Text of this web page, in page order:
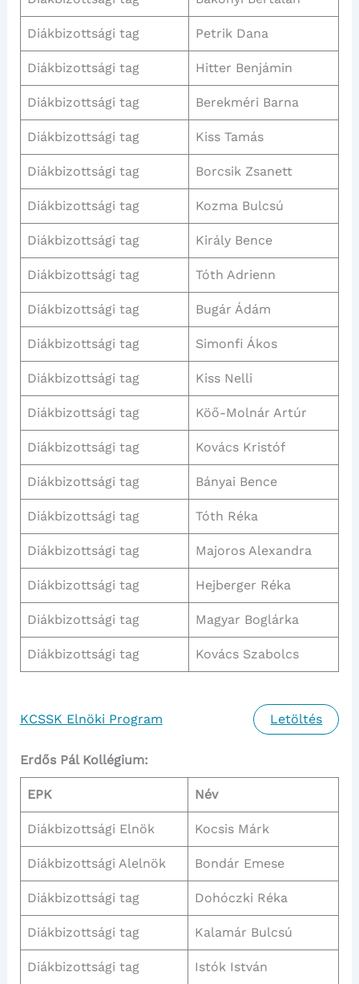
Diákbizottsági tag Petrik Dana
Diákbizottsági tag Hitter Benjámin
Diákbizottsági tag Berekméri Barna
Diákbizottsági tag Kiss Tamás
Diákbizottsági tag Borcsik Zsanett
Diákbizottsági tag Kozma Bulcsú
Diákbizottsági tag Király Bence
Diákbizottsági tag Tóth Adrienn
Diákbizottsági tag Bugár Ádám
Diákbizottsági tag Simonfi Ákos
Diákbizottsági tag Kiss Nelli
Diákbizottsági tag Köő-Molnár Artúr
Diákbizottsági tag Kovács Kristóf
Diákbizottsági tag Bányai Bence
Diákbizottsági tag Tóth Réka
Diákbizottsági tag Majoros Alexandra
Diákbizottsági tag Hejberger Réka
Diákbizottsági tag Magyar Boglárka
Diákbizottsági tag Kovács Szabolcs
KCSSK Elnöki Program Letöltés
Erdős Pál Kollégium:
EPK Név
Diákbizottsági Elnök Kocsis Márk
Diákbizottsági Alelnök Bondár Emese
Diákbizottsági tag Dohóczki Réka
Diákbizottsági tag Kalamár Bulcsú
Diákbizottsági tag Istók István